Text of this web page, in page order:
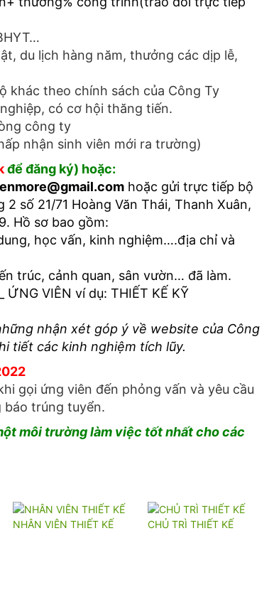
du lịch hàng năm, thưởng các dịp lễ,
khác theo chính sách của Công Ty
có cơ hội thăng tiến.
công ty
nhận sinh viên mới ra trường)
để đăng ký) hoặc:
hoặc gửi trực tiếp bộ
số 21/71 Hoàng Văn Thái, Thanh Xuân,
Hồ sơ bao gồm:
học vấn, kinh nghiệm….địa chỉ và
trúc, cảnh quan, sân vườn… đã làm.
ỨNG VIÊN ví dụ: THIẾT KẾ KỸ
nhận xét góp ý về website của Công
tiết các kinh nghiệm tích lũy.
gọi ứng viên đến phỏng vấn và yêu cầu
báo trúng tuyển.
môi trường làm việc tốt nhất cho các
NHÂN VIÊN THIẾT KẾ CHỦ TRÌ THIẾT KẾ